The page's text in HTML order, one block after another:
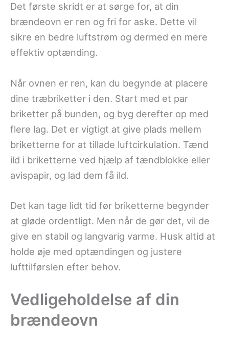
Det første skridt er at sørge for, at din
brændeovn er ren og fri for aske. Dette vil
sikre en bedre luftstrøm og dermed en mere
effektiv optænding.
Når ovnen er ren, kan du begynde at placere
dine træbriketter i den. Start med et par
briketter på bunden, og byg derefter op med
flere lag. Det er vigtigt at give plads mellem
briketterne for at tillade luftcirkulation. Tænd
ild i briketterne ved hjælp af tændblokke eller
avispapir, og lad dem få ild.
Det kan tage lidt tid før briketterne begynder
at gløde ordentligt. Men når de gør det, vil de
give en stabil og langvarig varme. Husk altid at
holde øje med optændingen og justere
lufttilførslen efter behov.
Vedligeholdelse af din
brændeovn